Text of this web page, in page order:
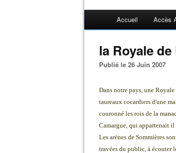
Accueil Accès
la Royale
Publié le 26 Juin 2007
Dans notre pays, une
taureaux cocardiers d'une
couronné les rois de la
Camargue, qui appartenait il
Les arènes de Sommières
travées du public, à écouter